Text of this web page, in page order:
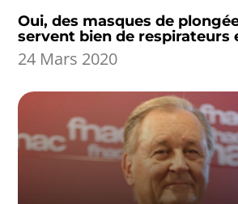
Oui, des masques de
servent bien de respirateurs
24 Mars 2020